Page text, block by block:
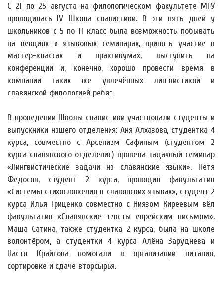
С 21 по 25 августа на филологическом факультете МГУ
проводилась IV Школа славистики. В эти пять дней у
школьников с 5 по 11 класс была возможность побывать
на лекциях и языковых семинарах, принять участие в
мастер-классах и практикумах, выступить на
конференции и, конечно, хорошо провести время в
компании таких же увлечённых лингвистикой и
славянской филологией ребят.
В проведении Школы славистики участвовали студенты и
выпускники нашего отделения: Аня Алхазова, студентка 4
курса, совместно с Арсением Сафиным (студентом 2
курса славянского отделения) провела задачный семинар
«Лингвистические задачи на славянские языки». Петя
Федосов, студент 2 курса, проводил факультатив
«Системы стихосложения в славянских языках», студент 2
курса Илья Гриценко совместно с Ниязом Киреевым вёл
факультатив «Славянские тексты еврейским письмом».
Маша Сатина, также студентка 2 курса, была на школе
волонтёром, а студентки 4 курса Алёна Заруднева и
Настя Крайнова помогали в организации питания,
сортировке и сдаче вторсырья.